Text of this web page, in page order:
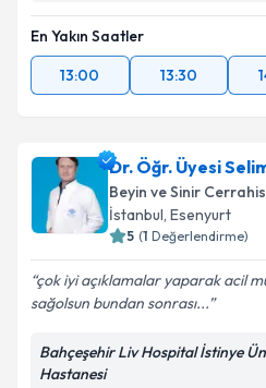
En Yakın Saatler
13:00
13:30
Dr. Öğr. Üyesi
Beyin ve Sinir
İstanbul, Esenyurt
5 (1 Değerlendirme)
çok iyi açıklamalar yaparak acil
sağolsun bundan sonrası...
Bahçeşehir Liv Hospital İstinye
Hastanesi